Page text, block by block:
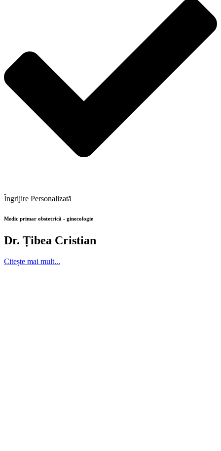
Îngrijire Personalizată
Medic primar obstetrică - ginecologie
Dr. Țibea Cristian
Citește mai mult...